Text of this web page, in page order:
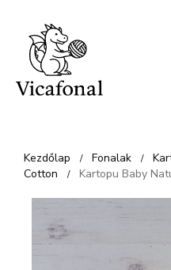
Kilépés
tartalomba
Kezdőlap / Fonalak /
Cotton
/ Kartopu Baby